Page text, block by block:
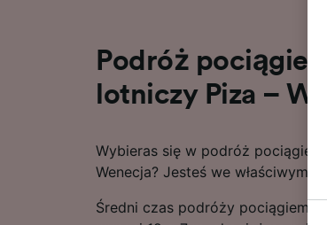
Podróż
lotniczy Piza –
Wybieras się w podróż pociągiem
Wenecja? Jesteś we właściwym
Średni czas podróży pociągiem